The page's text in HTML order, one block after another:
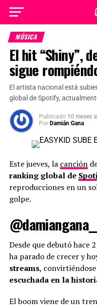
MÚSICA
El hit “Shiny”,
sigue
El artista nacional está
global de Spotify,
Publicado 10 meses
Por Damián Gana
Este jueves, la canción
ranking global de
reproducciones en un
golpe.
@damiangana__
Desde que debutó hace
ha parado de crecer y
streams,
escuchada en la
El boom viene de un